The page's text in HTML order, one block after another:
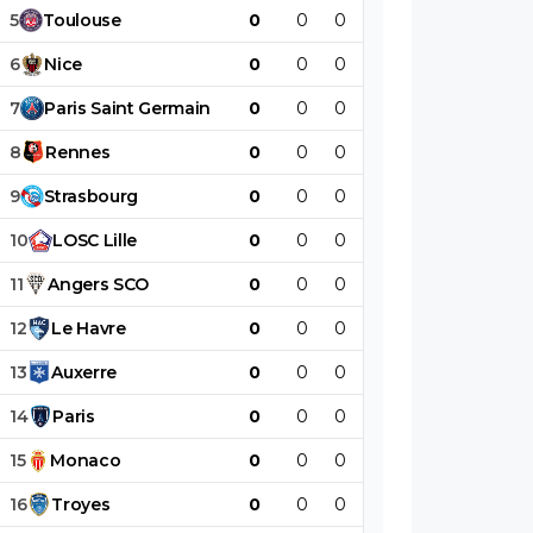
5 Toulouse 0 0 0
6 Nice 0 0 0
7 Paris Saint Germain 0 0 0
8 Rennes 0 0 0
9 Strasbourg 0 0 0
10 LOSC Lille 0 0 0
11 Angers SCO 0 0 0
12 Le Havre 0 0 0
13 Auxerre 0 0 0
14 Paris 0 0 0
15 Monaco 0 0 0
16 Troyes 0 0 0